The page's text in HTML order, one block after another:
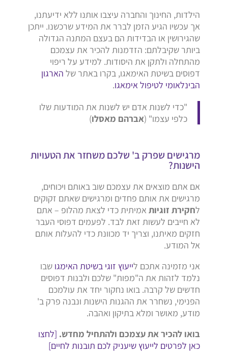
הילדות, החינוך והחברה עיצבו אותנו ללא ידיעתנו,
אך עכשיו הגיע הזמן לברר את המידע שרכשנו. ייתכן
שהגירושין או הבדידות הם בעצם המתנה הגדולה
ביותר שקיבלתם: הזדמנות להכיר את עצמכם
מהתחלה ולתקן את היסודות. למידע על ריפוי
דפוסים בשיטת האימאגו, בקרו באתר של הארגון
הבינלאומי לטיפול אימאגו.
"כדי לשנות אדם יש לשנות את המודעות שלו
כלפי עצמו" (אברהם מאסלו)
מרגישים שפרק ב' שלכם משחזר את הטעויות
הישנות?
אם אתם מוצאים את עצמכם שוב באותם ויכוחים,
מרגישים את אותם פחדים ומרגישים שאתם זקוקים
לחקירת זוגיותאמיתית כדי לצאת מהלופ – אתם
לא חייבים לעשות זאת לבד. לפעמים דפוסי העבר
חזקים מאיתנו, וצריך יד מכוונת כדי להעלות אותם
אל המודע.
אני מזמינה אתכם לייעוץ זוגי בשיטת האימגו שבו
נלמד לזהות את ה"מפות" שלכם ולבנות דפוסים
חדשים של קרבה. בואו נחקור יחד את עולמכם
הפנימי, נשחרר את ההגנות הישנות ונבנה פרק ב'
מודע, מאושר ומלא בתיקון ואהבה.
בואו להכיר את עצמכם ולהתחיל מחדש. [לחצו
כאן לפרטים לייעוץ שיעניק לכם תובנות לחיים]